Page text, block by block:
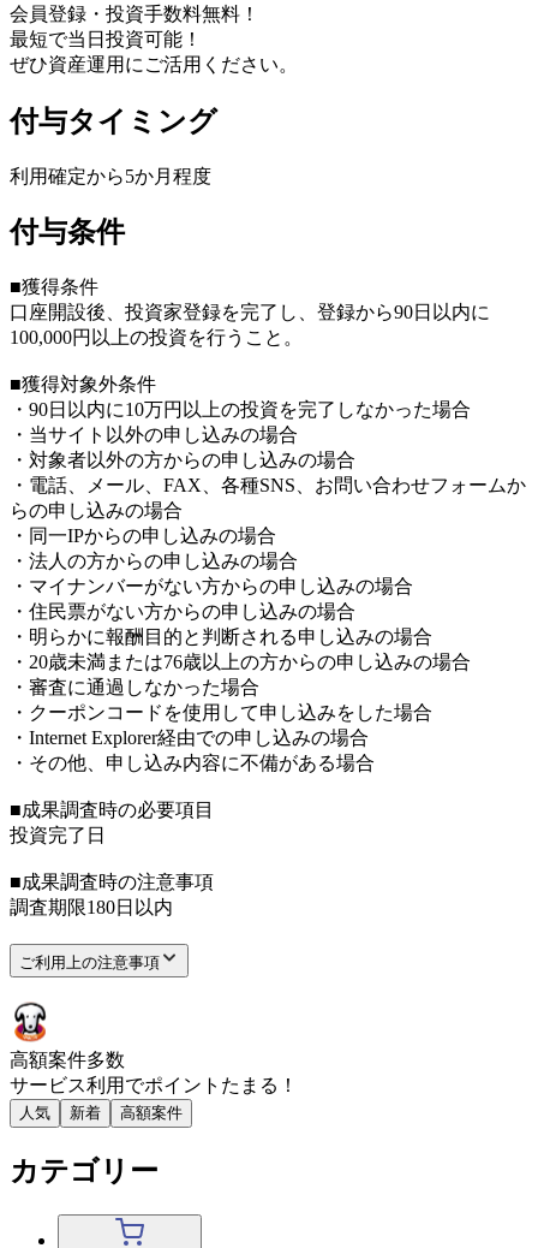
会員登録・投資手数料無料！
最短で当日投資可能！
ぜひ資産運用にご活用ください。
付与タイミング
利用確定から5か月程度
付与条件
■獲得条件
口座開設後、投資家登録を完了し、登録から90日以内に
100,000円以上の投資を行うこと。
■獲得対象外条件
・90日以内に10万円以上の投資を完了しなかった場合
・当サイト以外の申し込みの場合
・対象者以外の方からの申し込みの場合
・電話、メール、FAX、各種SNS、お問い合わせフォームか
らの申し込みの場合
・同一IPからの申し込みの場合
・法人の方からの申し込みの場合
・マイナンバーがない方からの申し込みの場合
・住民票がない方からの申し込みの場合
・明らかに報酬目的と判断される申し込みの場合
・20歳未満または76歳以上の方からの申し込みの場合
・審査に通過しなかった場合
・クーポンコードを使用して申し込みをした場合
・Internet Explorer経由での申し込みの場合
・その他、申し込み内容に不備がある場合
■成果調査時の必要項目
投資完了日
■成果調査時の注意事項
調査期限180日以内
ご利用上の注意事項
高額案件多数
サービス利用でポイント たまる！
人気 新着 高額案件
カテゴリー